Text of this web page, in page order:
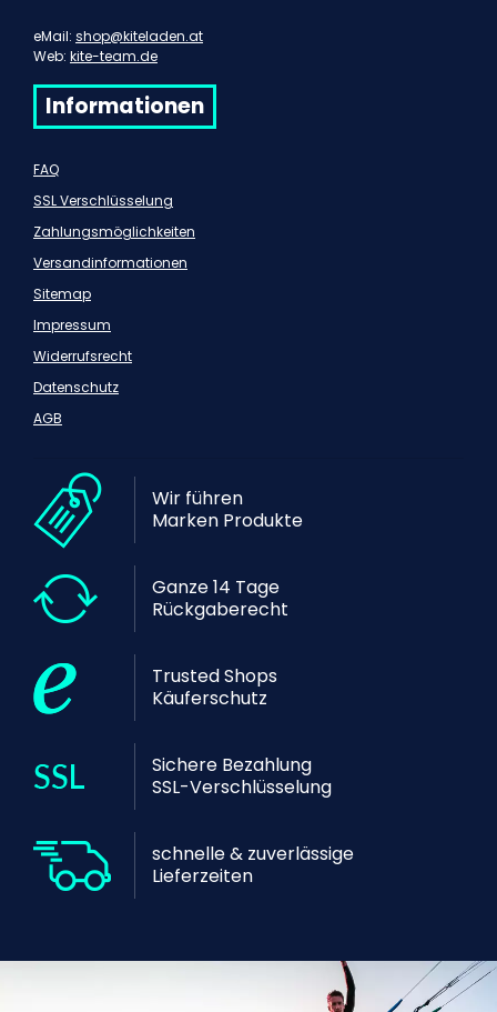
eMail: shop@kiteladen.at
Web: kite-team.de
Informationen
FAQ
SSL Verschlüsselung
Zahlungsmöglichkeiten
Versandinformationen
Sitemap
Impressum
Widerrufsrecht
Datenschutz
AGB
Wir führen
Marken Produkte
Ganze 14 Tage
Rückgaberecht
Trusted Shops
Käuferschutz
Sichere Bezahlung
SSL-Verschlüsselung
schnelle & zuverlässige
Lieferzeiten